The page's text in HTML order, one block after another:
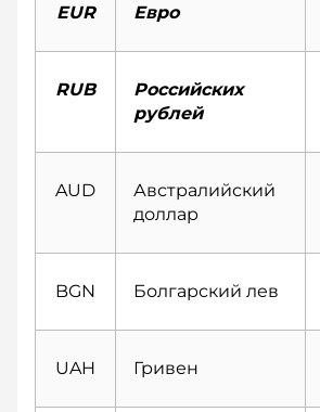
EUR Евро
RUB
Российских
рублей
AUD
Австралийский
доллар
BGN Болгарский лев
UAH Гривен